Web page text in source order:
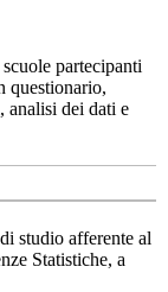
partecipanti
questionario,
analisi dei dati e
studio afferente al
Statistiche, a